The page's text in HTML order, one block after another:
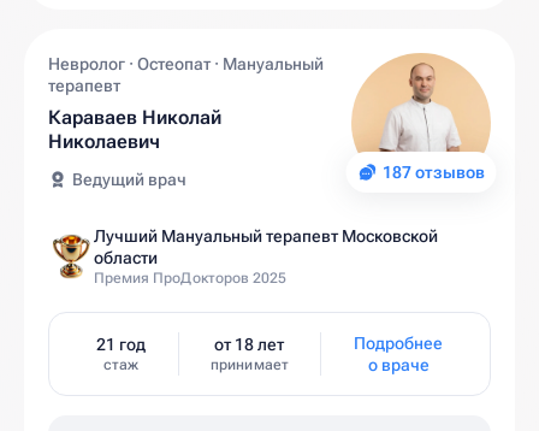
187 отзывов
Невролог · Остеопат · Мануальный
терапевт
Караваев Николай
Николаевич
Ведущий врач
Лучший Мануальный терапевт Московской
области
Премия ПроДокторов 2025
21 год
стаж
от 18 лет
принимает
Подробнее
о враче